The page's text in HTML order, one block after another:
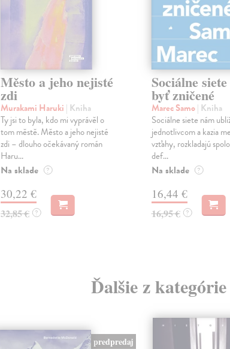
Město a jeho nejisté
zdi
Murakami Haruki | Kniha
Ty jsi to byla, kdo mi vyprávěl o
tom městě. Město a jeho nejisté
zdi – dlouho očekávaný román
Haru...
Na sklade ?
30,22 €
32,85 € ?
Sociálne
byť zničené
Marec Samo| Kniha
Sociálne siete nám
jednotlivcom a kazia
vzťahy, rozkladajú
def...
Na sklade ?
16,44 €
16,95 € ?
Ďalšie z
predpredaj